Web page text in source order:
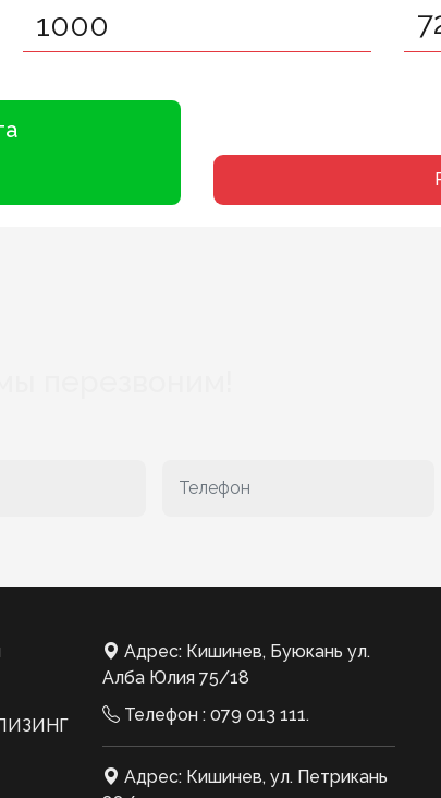
Адрес: Кишинев, Буюкань ул.
Алба Юлия 75/18
Телефон : 079 013 111.
Адрес: Кишинев, ул. Петрикань